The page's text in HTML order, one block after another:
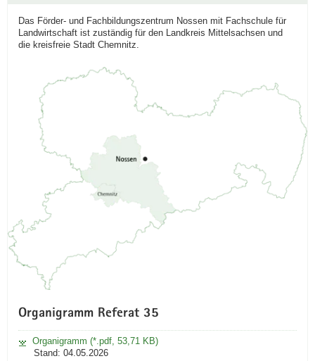
Das Förder- und Fachbildungszentrum Nossen mit Fachschule für
Landwirtschaft ist zuständig für den Landkreis Mittelsachsen und
die kreisfreie Stadt Chemnitz.
Organigramm Referat 35
Organigramm (*.pdf, 53,71 KB)
Stand: 04.05.2026